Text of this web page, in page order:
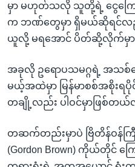
မှာ မဟုတ်သလို သူတို့ရဲ့ ငွေကြေ
က ဘဏ်တွေမှာ ရှိမယ်ဆိုရင်လ
ယူလို့ မရအောင် ပိတ်ဆို့လိုက်မှာ
အခုလို ဥရောပသမဂ္ဂရဲ့ အသ
မယ့်အထဲမှာ မြန်မာစစ်အစိုးရပို
တချို့လည်း ပါဝင်မှာဖြစ်တ
တဆက်တည်းမှာပဲ ဗြိတိန်ဝန်ကြီး
(Gordon Brown) ကိုယ်တိုင် က